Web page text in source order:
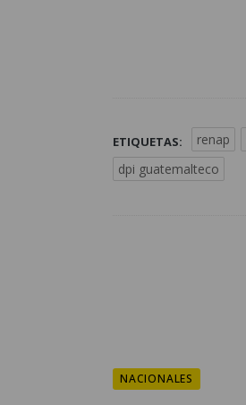
ETIQUETAS: renap
dpi guatemalteco
NACIONALES